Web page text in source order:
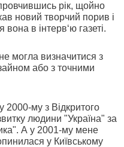
рік, щойно
новий творчий порив і
в інтерв‘ю газеті.
могла визначитися з
або з точними
2000-му з Відкритого
людини "Україна" за
А у 2001-му мене
у Київському